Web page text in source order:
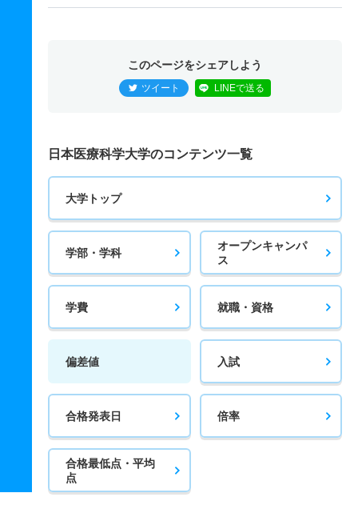
このページをシェアしよう
ツイート LINEで送る
日本医療科学大学のコンテンツ一覧
大学トップ
学部・学科
オープンキャンパ
ス
学費 就職・資格
偏差値 入試
合格発表日 倍率
合格最低点・平均
点